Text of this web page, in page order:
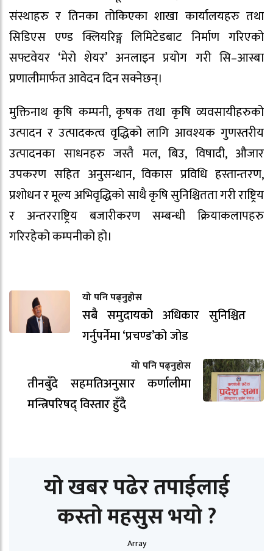
संस्थाहरु र तिनका तोकिएका शाखा कार्यालयहरु तथा
सिडिएस एण्ड क्लियरिङ्ग लिमिटेडबाट निर्माण गरिएको
सफ्टवेयर ‘मेरो शेयर’ अनलाइन प्रयोग गरी सि–आस्बा
प्रणालीमार्फत आवेदन दिन सक्नेछन्।
मुक्तिनाथ कृषि कम्पनी, कृषक तथा कृषि व्यवसायीहरुको
उत्पादन र उत्पादकत्व वृद्धिको लागि आवश्यक गुणस्तरीय
उत्पादनका साधनहरु जस्तै मल, बिउ, विषादी, औजार
उपकरण सहित अनुसन्धान, विकास प्रविधि हस्तान्तरण,
प्रशोधन र मूल्य अभिवृद्धिको साथै कृषि सुनिश्चितता गरी राष्ट्रिय
र अन्तरराष्ट्रिय बजारीकरण सम्बन्धी क्रियाकलापहरु
गरिरहेको कम्पनीको हो।
यो पनि पढ्नुहोस
सबै समुदायको अधिकार सुनिश्चित
गर्नुपर्नेमा ‘प्रचण्ड’को जोड
यो पनि पढ्नुहोस
तीनबुँदे सहमतिअनुसार कर्णालीमा
मन्त्रिपरिषद् विस्तार हुँदै
यो खबर पढेर तपाईलाई
कस्तो महसुस भयो ?
Array